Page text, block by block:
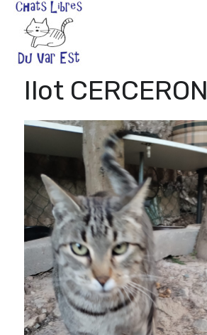
Ilot CERCERON